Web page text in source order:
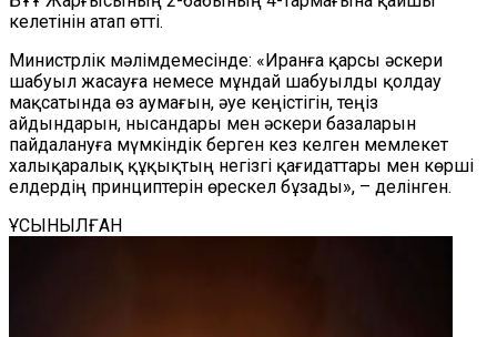
келетінін атап өтті.
Министрлік мәлімдемесінде: «Иранға қарсы әскери
шабуыл жасауға немесе мұндай шабуылды қолдау
мақсатында өз аумағын, әуе кеңістігін, теңіз
айдындарын, нысандары мен әскери базаларын
пайдалануға мүмкіндік берген кез келген мемлекет
халықаралық құқықтың негізгі қағидаттары мен көрші
елдердің принциптерін өрескел бұзады», – делінген.
ҰСЫНЫЛҒАН